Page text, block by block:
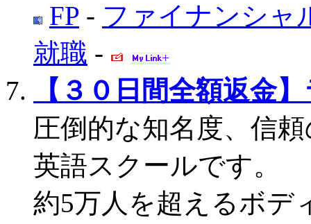
FP - ファイナンシャ
就職 -
【３０日間全額返金
圧倒的な知名度、信
英語スクールです。
約5万人を超えるボデ